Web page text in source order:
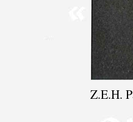
Z.E.H.